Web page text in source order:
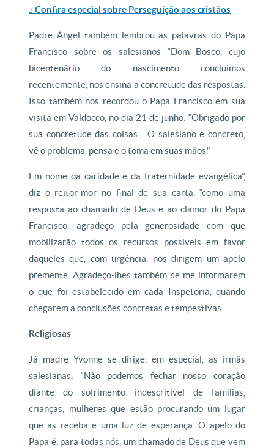
.: Confira especial sobre Perseguição aos cristãos
Padre Ángel também lembrou as palavras do Papa
Francisco sobre os salesianos “Dom Bosco, cujo
bicentenário do nascimento concluímos
recentemente, nos ensina a concretude das respostas.
Isso também nos recordou o Papa Francisco em sua
visita em Valdocco, no dia 21 de junho: “Obrigado por
sua concretude das coisas… O salesiano é concreto,
vê o problema, pensa e o toma em suas mãos.”
Em nome da caridade e da fraternidade evangélica”,
diz o reitor-mor no final de sua carta, “como uma
resposta ao chamado de Deus e ao clamor do Papa
Francisco, agradeço pela generosidade com que
mobilizarão todos os recursos possíveis em favor
daqueles que, com urgência, nos dirigem um apelo
premente. Agradeço-lhes também se me informarem
o que foi estabelecido em cada Inspetoria, quando
chegarem a conclusões concretas e tempestivas.
Religiosas
Já madre Yvonne se dirige, em especial, as irmãs
salesianas: “Não podemos fechar nosso coração
diante do sofrimento indescritível de famílias,
crianças, mulheres que estão procurando um lugar
que as receba e uma luz de esperança. O apelo do
Papa é, para todas nós, um chamado de Deus que vem